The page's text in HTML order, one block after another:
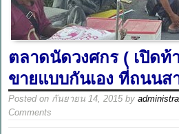
ตลาดนัดวงศกร ( เปิดท้
ขายแบบกันเอง ที่ถนนส
Posted on กันยายน 14, 2015 by
Comments